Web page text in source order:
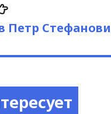
Следующая
запись:
Петр